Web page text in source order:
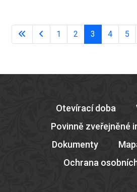
1 2 3 4 5
Otevírací doba
Povinně zveřejněné
Dokumenty
Ochrana